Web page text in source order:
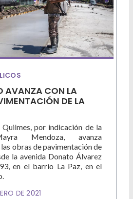
AVANZA CON LA
DE LA
por indicación de la
Mendoza, avanza
obras de pavimentación de
la avenida Donato Álvarez
en el barrio La Paz, en el
DE 2021